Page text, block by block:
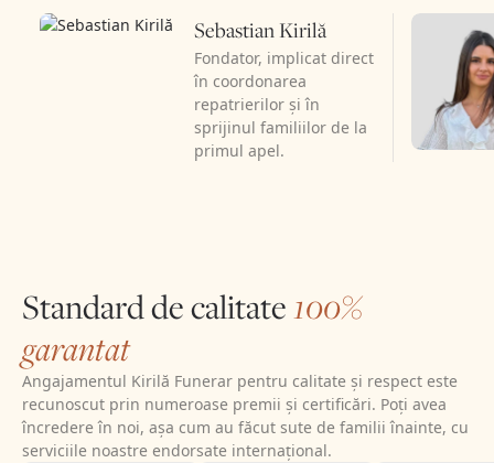
Sebastian Kirilă
Fondator, implicat direct
în coordonarea
repatrierilor și în
sprijinul familiilor de la
primul apel.
Standard de calitate100%
garantat
Angajamentul Kirilă Funerar pentru calitate și respect este
recunoscut prin numeroase premii și certificări. Poți avea
încredere în noi, așa cum au făcut sute de familii înainte, cu
serviciile noastre endorsate internațional.